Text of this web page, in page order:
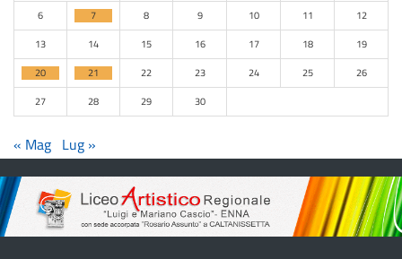
6
7 8 9 10 11
12
13
14 15 16 17 18
19
20
21 22 23 24 25
26
27
28 29 30
« Mag Lug »